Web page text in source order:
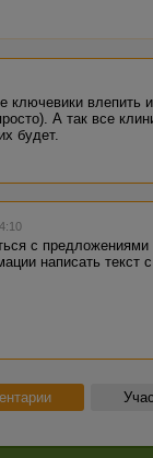
ключевики влепить
А так все
будет.
с
написать текст